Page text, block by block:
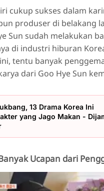
cukup sukses dalam
produser di belakang
Sun sudah melakukan
di industri hiburan
tentu banyak
dari Goo Hye Sun
13 Drama Korea Ini
yang Jago Makan -
Ucapan dari